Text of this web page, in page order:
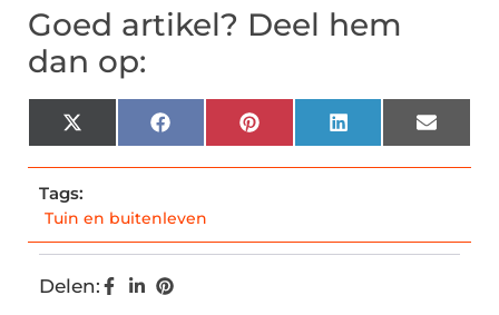
Goed artikel? Deel hem
dan op:
X
(Twitter)
FacebookPinterestLinkedInEmail
Tags:
Tuin en buitenleven
Delen: